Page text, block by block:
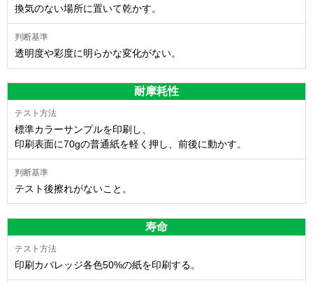
換気のない場所に置いて乾かす。
透明度や彩度に明らかな変化がない。
耐摩耗性
標準カラーサンプルを印刷し、
印刷表面に70gの普通紙を軽く押し、前後に動かす。
テスト後擦れがないこと。
寿命
印刷カバレッジ各色50%の紙を印刷する。